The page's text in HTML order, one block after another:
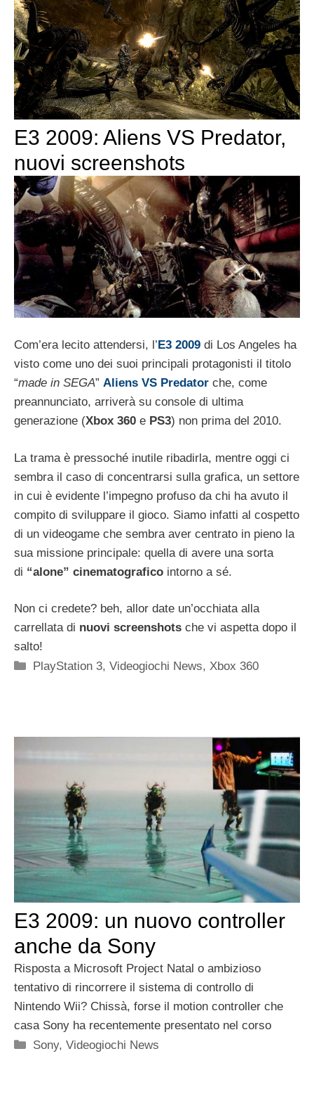
E3 2009: Aliens VS Predator,
nuovi screenshots
Com’era lecito attendersi, l’ E3 2009 di Los Angeles ha
visto come uno dei suoi principali protagonisti il titolo
“made in SEGA” Aliens VS Predator che, come
preannunciato, arriverà su console di ultima
generazione (Xbox 360 e PS3) non prima del 2010.
La trama è pressoché inutile ribadirla, mentre oggi ci
sembra il caso di concentrarsi sulla grafica, un settore
in cui è evidente l’impegno profuso da chi ha avuto il
compito di sviluppare il gioco. Siamo infatti al cospetto
di un videogame che sembra aver centrato in pieno la
sua missione principale: quella di avere una sorta
di “alone” cinematografico intorno a sé.
Non ci credete? beh, allor date un’occhiata alla
carrellata di nuovi screenshots che vi aspetta dopo il
salto!
Categorie
PlayStation 3,Videogiochi News,Xbox 360
E3 2009: un nuovo controller
anche da Sony
Risposta a Microsoft Project Natal o ambizioso
tentativo di rincorrere il sistema di controllo di
Nintendo Wii? Chissà, forse il motion controller che
casa Sony ha recentemente presentato nel corso
Categorie
Sony,Videogiochi News